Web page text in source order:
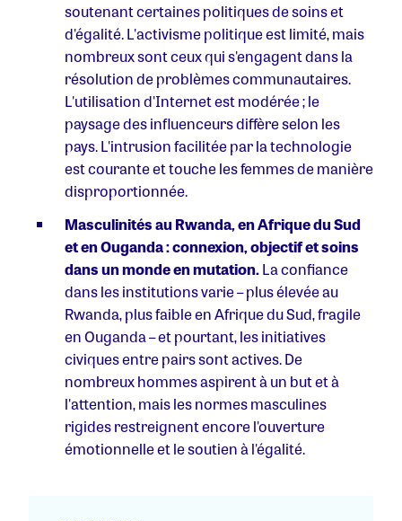
soutenant certaines politiques de soins et
d'égalité. L'activisme politique est limité, mais
nombreux sont ceux qui s'engagent dans la
résolution de problèmes communautaires.
L'utilisation d'Internet est modérée ; le
paysage des influenceurs diffère selon les
pays. L'intrusion facilitée par la technologie
est courante et touche les femmes de manière
disproportionnée.
Masculinités au Rwanda, en Afrique du Sud
et en Ouganda : connexion, objectif et soins
dans un monde en mutation.La confiance
dans les institutions varie – plus élevée au
Rwanda, plus faible en Afrique du Sud, fragile
en Ouganda – et pourtant, les initiatives
civiques entre pairs sont actives. De
nombreux hommes aspirent à un but et à
l'attention, mais les normes masculines
rigides restreignent encore l'ouverture
émotionnelle et le soutien à l'égalité.